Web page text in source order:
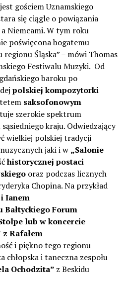
gościem Uznamskiego
się ciągle o powiązania
Niemcami. W tym roku
poświęcona bogatemu
Śląska” – mówi Thomas
Festiwalu Muzyki. Od
baroku po
polskiej kompozytorki
saksofonowym
szerokie spektrum
kraju. Odwiedzający
wielkiej polskiej tradycji
jaki i w „Salonie
historycznej postaci
oraz podczas licznych
Chopina. Na przykład
Ianem
Bałtyckiego Forum
lub w koncercie
z Rafałem
i piękno tego regionu
chłopska i taneczna zespołu
Ochodzita” z Beskidu